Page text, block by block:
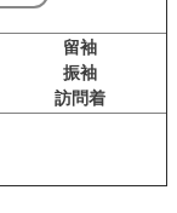
留袖
振袖
訪問着